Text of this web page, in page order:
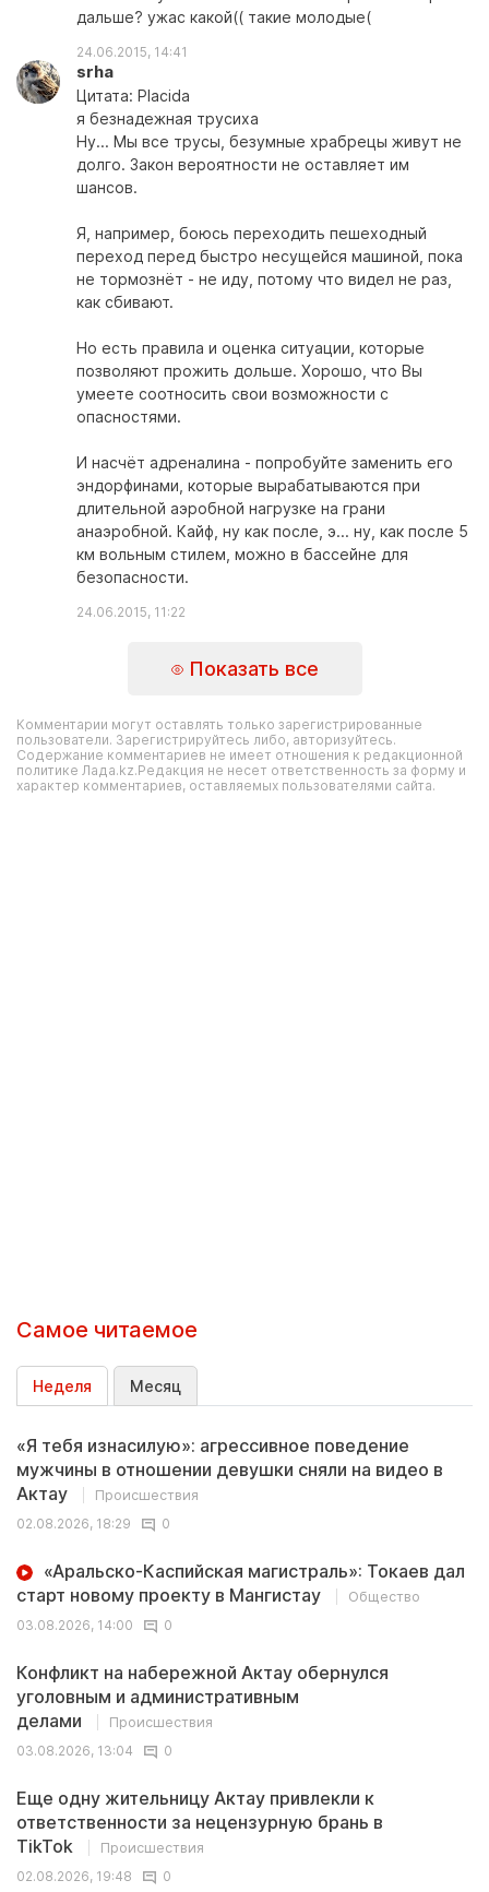
дальше? ужас какой(( такие молодые(
24.06.2015, 14:41
srha
Цитата: Placida
я безнадежная трусиха
Ну... Мы все трусы, безумные храбрецы живут не
долго. Закон вероятности не оставляет им
шансов.
Я, например, боюсь переходить пешеходный
переход перед быстро несущейся машиной, пока
не тормознёт - не иду, потому что видел не раз,
как сбивают.
Но есть правила и оценка ситуации, которые
позволяют прожить дольше. Хорошо, что Вы
умеете соотносить свои возможности с
опасностями.
И насчёт адреналина - попробуйте заменить его
эндорфинами, которые вырабатываются при
длительной аэробной нагрузке на грани
анаэробной. Кайф, ну как после, э... ну, как после 5
км вольным стилем, можно в бассейне для
безопасности.
24.06.2015, 11:22
Показать все
Комментарии могут оставлять только зарегистрированные
пользователи. Зарегистрируйтесь либо, авторизуйтесь.
Содержание комментариев не имеет отношения к редакционной
политике Лада.kz.Редакция не несет ответственность за форму и
характер комментариев, оставляемых пользователями сайта.
Самое читаемое
Неделя Месяц
«Я тебя изнасилую»: агрессивное поведение
мужчины в отношении девушки сняли на видео в
Актау
Происшествия
02.08.2026, 18:29
0
«Аральско-Каспийская магистраль»: Токаев дал
старт новому проекту в Мангистау
Общество
03.08.2026, 14:00
0
Конфликт на набережной Актау обернулся
уголовным и административным
делами
Происшествия
03.08.2026, 13:04
0
Еще одну жительницу Актау привлекли к
ответственности за нецензурную брань в
TikTok
Происшествия
02.08.2026, 19:48
0